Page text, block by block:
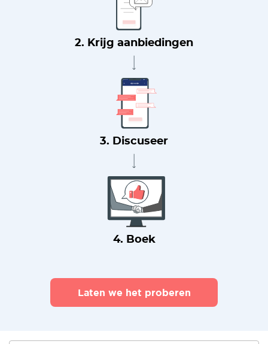
2. Krijg aanbiedingen
3. Discuseer
4. Boek
Laten we het proberen